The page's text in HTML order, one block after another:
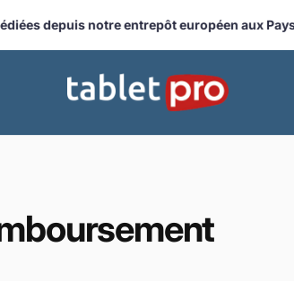
depuis notre entrepôt européen aux Pays-